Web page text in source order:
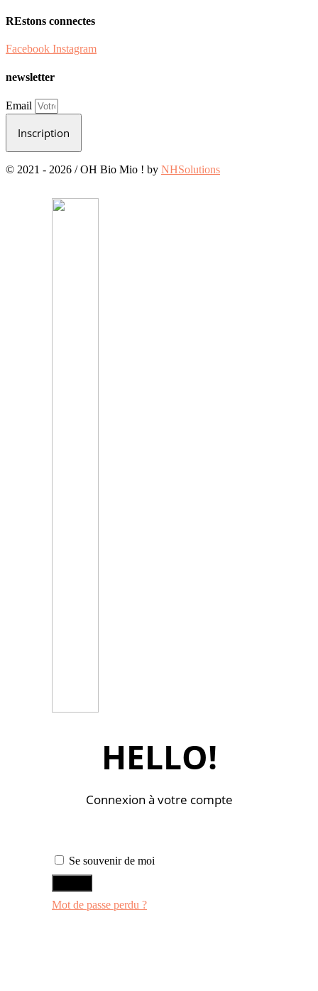
REstons connectes
Facebook Instagram
newsletter
Email
Inscription
© 2021 - 2026 / OH Bio Mio ! by NHSolutions
HELLO!
Connexion à votre compte
Se souvenir de moi
Mot de passe perdu ?